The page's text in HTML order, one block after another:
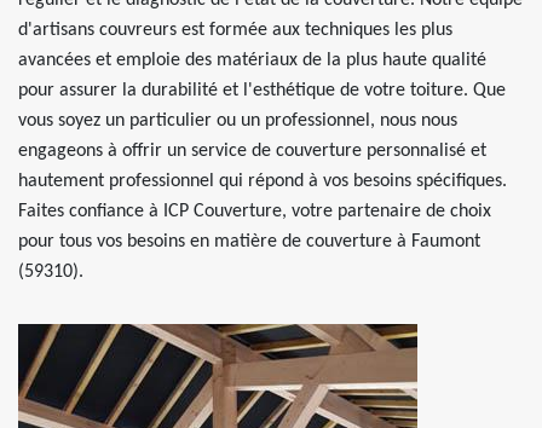
d'artisans couvreurs est formée aux techniques les plus
avancées et emploie des matériaux de la plus haute qualité
pour assurer la durabilité et l'esthétique de votre toiture. Que
vous soyez un particulier ou un professionnel, nous nous
engageons à offrir un service de couverture personnalisé et
hautement professionnel qui répond à vos besoins spécifiques.
Faites confiance à ICP Couverture, votre partenaire de choix
pour tous vos besoins en matière de couverture à Faumont
(59310).